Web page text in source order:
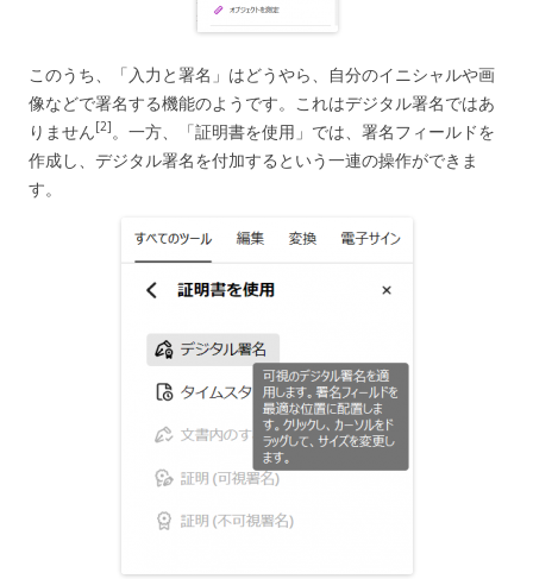
このうち、「入力と署名」はどうやら、自分のイニシャルや画
像などで署名する機能のようです。これはデジタル署名ではあ
りません[2] 。一方、「証明書を使用」では、署名フィールドを
作成し、デジタル署名を付加するという一連の操作ができま
す。